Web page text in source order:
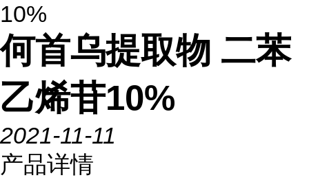
10%
何首乌提取物 二苯
乙烯苷10%
2021-11-11
产品详情